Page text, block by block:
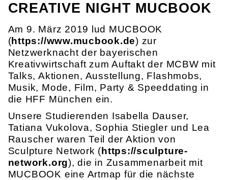
CREATIVE NIGHT MUCBOOK
Am 9. März 2019 lud MUCBOOK
(https://www.mucbook.de) zur
Netzwerknacht der bayerischen
Kreativwirtschaft zum Auftakt der MCBW mit
Talks, Aktionen, Ausstellung, Flashmobs,
Musik, Mode, Film, Party & Speeddating in
die HFF München ein.
Unsere Studierenden Isabella Dauser,
Tatiana Vukolova, Sophia Stiegler und Lea
Rauscher waren Teil der Aktion von
Sculpture Network (https://sculpture-
network.org), die in Zusammenarbeit mit
MUCBOOK eine Artmap für die nächste